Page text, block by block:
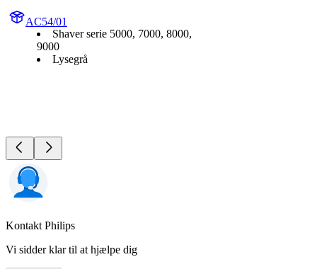
AC54/01
Shaver serie 5000, 7000, 8000,
9000
Lysegrå
Kontakt Philips
Vi sidder klar til at hjælpe dig